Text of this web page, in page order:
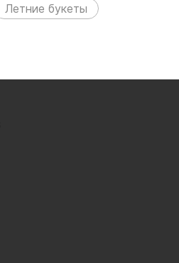
Летние букеты